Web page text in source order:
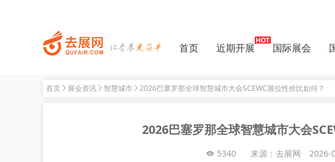
首页 近期开展 国际展会
首页 展会资讯 智慧城市 2026巴塞罗那全球智慧城市大会SCEWC展位性价比如何？
2026巴塞罗那全球智慧城市大会
5340 来源：去展网 2026-